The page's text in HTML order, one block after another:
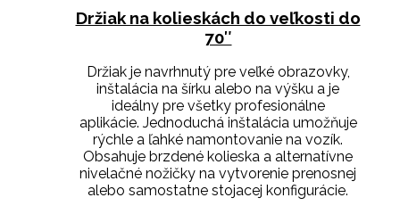
Držiak na kolieskách do veľkosti do
70″
Držiak je navrhnutý pre veľké obrazovky,
inštalácia na šírku alebo na výšku a je
ideálny pre všetky profesionálne
aplikácie. Jednoduchá inštalácia umožňuje
rýchle a ľahké namontovanie na vozík.
Obsahuje brzdené kolieska a alternatívne
nivelačné nožičky na vytvorenie prenosnej
alebo samostatne stojacej konfigurácie.